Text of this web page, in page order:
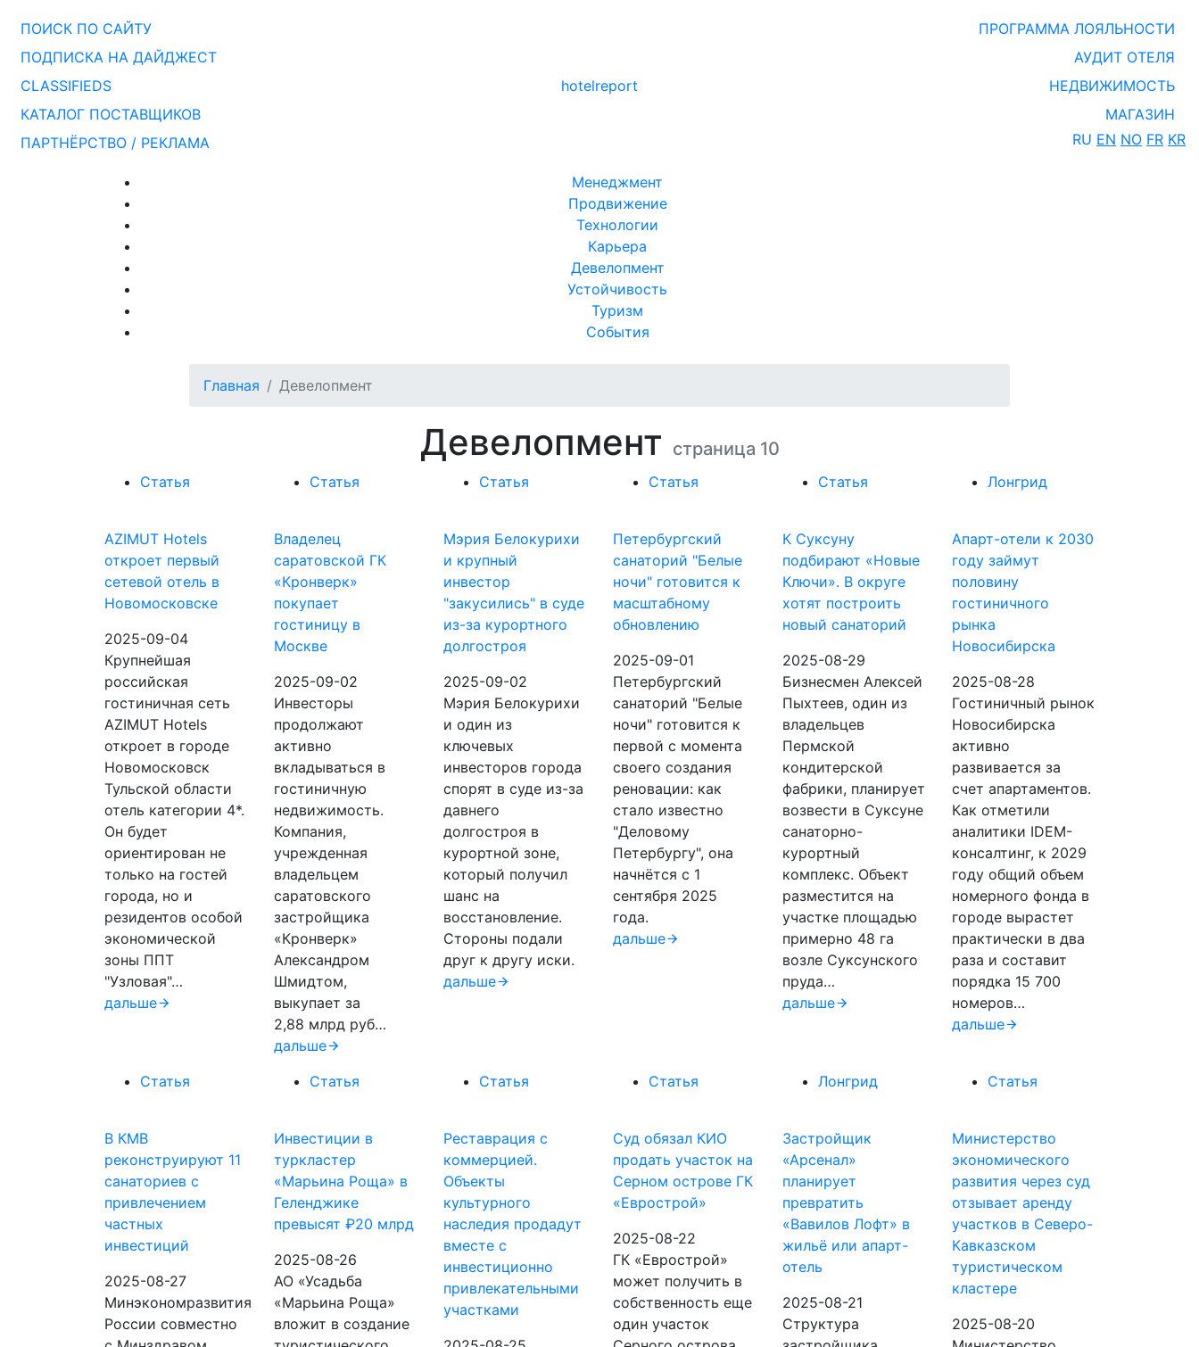
hotelreport
ПОИСК ПО САЙТУ
ПОДПИСКА НА ДАЙДЖЕСТ
CLASSIFIEDS
КАТАЛОГ ПОСТАВЩИКОВ
ПАРТНЁРСТВО / РЕКЛАМА
ПРОГРАММА ЛОЯЛЬНОСТИ
АУДИТ ОТЕЛЯ
НЕДВИЖИМОСТЬ
МАГАЗИН
RU EN NO FR KR
Менеджмент
Продвижение
Технологии
Карьера
Девелопмент
Устойчивость
Туризм
События
Главная Девелопмент
Девелопмент страница 10
Статья
AZIMUT Hotels
откроет первый
сетевой отель в
Новомосковске
2025-09-04
Крупнейшая
российская
гостиничная сеть
AZIMUT Hotels
откроет в городе
Новомосковск
Тульской области
отель категории 4*.
Он будет
ориентирован не
только на гостей
города, но и
резидентов особой
экономической
зоны ППТ
"Узловая"…
дальше
Статья
Владелец
саратовской ГК
«Кронверк»
покупает
гостиницу в
Москве
2025-09-02
Инвесторы
продолжают
активно
вкладываться в
гостиничную
недвижимость.
Компания,
учрежденная
владельцем
саратовского
застройщика
«Кронверк»
Александром
Шмидтом,
выкупает за
2,88 млрд руб…
дальше
Статья
Мэрия Белокурихи
и крупный
инвестор
"закусились" в суде
из-за курортного
долгостроя
2025-09-02
Мэрия Белокурихи
и один из
ключевых
инвесторов города
спорят в суде из-за
давнего
долгостроя в
курортной зоне,
который получил
шанс на
восстановление.
Стороны подали
друг к другу иски.
дальше
Статья
Петербургский
санаторий "Белые
ночи" готовится к
масштабному
обновлению
2025-09-01
Петербургский
санаторий "Белые
ночи" готовится к
первой с момента
своего создания
реновации: как
стало известно
"Деловому
Петербургу", она
начнётся с 1
сентября 2025
года.
дальше
Статья
К Суксуну
подбирают «Новые
Ключи». В округе
хотят построить
новый санаторий
2025-08-29
Бизнесмен Алексей
Пыхтеев, один из
владельцев
Пермской
кондитерской
фабрики, планирует
возвести в Суксуне
санаторно-
курортный
комплекс. Объект
разместится на
участке площадью
примерно 48 га
возле Суксунского
пруда…
дальше
Лонгрид
Апарт-отели к 2030
году займут
половину
гостиничного
рынка
Новосибирска
2025-08-28
Гостиничный рынок
Новосибирска
активно
развивается за
счет апартаментов.
Как отметили
аналитики IDEM-
консалтинг, к 2029
году общий объем
номерного фонда в
городе вырастет
практически в два
раза и составит
порядка 15 700
номеров…
дальше
Статья
В КМВ
реконструируют 11
санаториев с
привлечением
частных
инвестиций
2025-08-27
Минэкономразвития
России совместно
Статья
Инвестиции в
туркластер
«Марьина Роща» в
Геленджике
превысят ₽20 млрд
2025-08-26
АО «Усадьба
«Марьина Роща»
вложит в создание
Статья
Реставрация с
коммерцией.
Объекты
культурного
наследия продадут
вместе с
инвестиционно
привлекательными
участками
Статья
Суд обязал КИО
продать участок на
Серном острове ГК
«Еврострой»
2025-08-22
ГК «Еврострой»
может получить в
собственность еще
один участок
Лонгрид
Застройщик
«Арсенал»
планирует
превратить
«Вавилов Лофт» в
жильё или апарт-
отель
2025-08-21
Структура
Статья
Министерство
экономического
развития через суд
отзывает аренду
участков в Северо-
Кавказском
туристическом
кластере
2025-08-20